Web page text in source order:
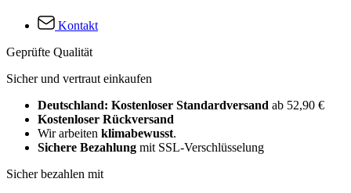
Kontakt
Geprüfte Qualität
Sicher und vertraut einkaufen
Deutschland: Kostenloser Standardversand ab 52,90 €
Kostenloser Rückversand
Wir arbeiten klimabewusst.
Sichere Bezahlung mit SSL-Verschlüsselung
Sicher bezahlen mit